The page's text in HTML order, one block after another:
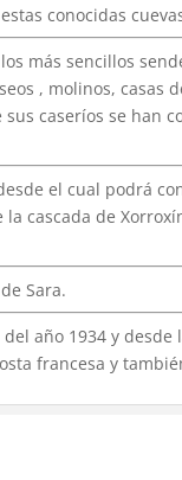
conocidas
más sencillos
, molinos, casas
caseríos se han
el cual podrá
cascada de
Sara.
año 1934 y desde
francesa y